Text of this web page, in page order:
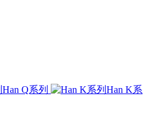
Han Q系列
Han K系